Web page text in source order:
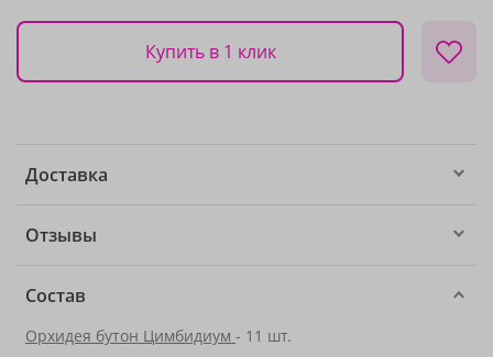
Купить в 1 клик
Доставка
Отзывы
Состав
Орхидея бутон Цимбидиум - 11 шт.